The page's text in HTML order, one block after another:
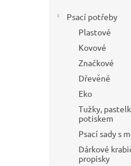
Psací potřeby
Plastové
Kovové
Značkové
Dřevěné
Eko
Tužky,
potiskem
Psací sady s
Dárkové
propisky